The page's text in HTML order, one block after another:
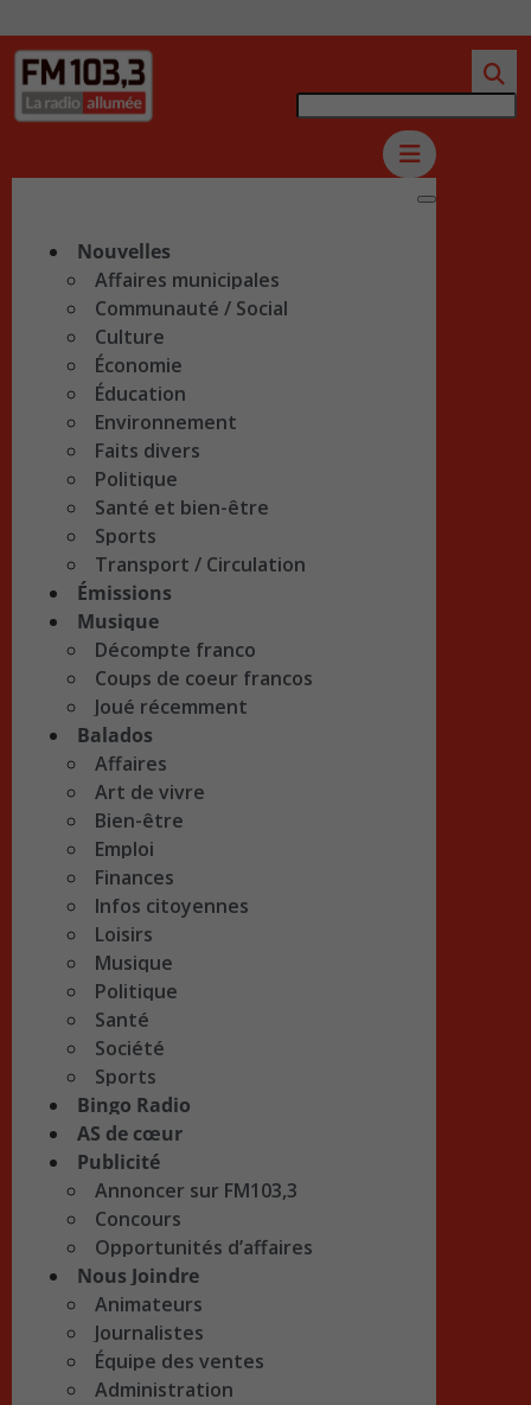
Nouvelles
Affaires municipales
Communauté / Social
Culture
Économie
Éducation
Environnement
Faits divers
Politique
Santé et bien-être
Sports
Transport / Circulation
Émissions
Musique
Décompte franco
Coups de coeur francos
Joué récemment
Balados
Affaires
Art de vivre
Bien-être
Emploi
Finances
Infos citoyennes
Loisirs
Musique
Politique
Santé
Société
Sports
Bingo Radio
AS de cœur
Publicité
Annoncer sur FM103,3
Concours
Opportunités d’affaires
Nous Joindre
Animateurs
Journalistes
Équipe des ventes
Administration